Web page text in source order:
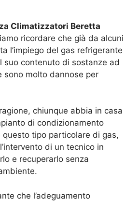
Climatizzatori Beretta
ricordare che già da alcuni
l’impiego del gas refrigerante
suo contenuto di sostanze ad
sono molto dannose per
chiunque abbia in casa
di condizionamento
questo tipo particolare di gas,
di un tecnico in
e recuperarlo senza
che l’adeguamento